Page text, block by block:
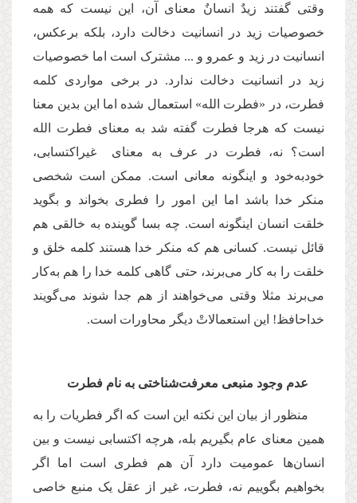
وقتی گفتند زیدٌ انسانٌ معنای آن، این نیست که همه
خصوصیات زید در انسانیت دخالت دارد، بلکه برعکس،
انسانیت در زید و عمرو و ... مشترک است اما خصوصیات
زید در انسانیت دخالت ندارد. در برخی مواردی کلمه
فطرت، در «فطرت الله» استعمال شده اما این بدین معنا
نیست که هرجا فطرت گفته شد به معنای فطرت الله
است؟ نه، فطرت در عرف به معنای غیراکتسابی،
خودبه‌خود و اینگونه معانی است. ممکن است شخصی
منکر خدا باشد اما این امور را فطری بخواند و بگوید
خلقت انسان اینگونه است. چه بسا گوینده به خالقی هم
قائل نیست. کسانی هم که منکر خدا هستند کلمه خلق و
خلقت را به کار می‌برند، حتی گاهی کلمه خدا را هم به‌کار
می‌برند مثلا وقتی می‌خواهند از هم جدا شوند می‌گویند
خداحافظ! این استعمالاتْ دیگر محاورات است.
عدم وجود منبعی معرفت‌شناختی به نام فطرت
منظور از بیان این نکته این است که اگر فطریات را به
همین معنای عام بگیریم بله، هرچه اکتسابی نیست و بین
انسان‌ها عمومیت دارد آن هم فطری است اما اگر
بخواهیم بگوییم نه، فطرت، غیر از عقل یک منبع خاصی